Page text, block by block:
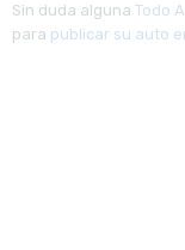
Sin duda alguna Todo
para publicar su auto